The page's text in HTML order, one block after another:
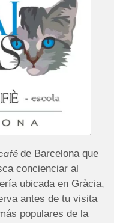
de Barcelona que
concienciar al
ubicada en Gràcia,
antes de tu visita
populares de la